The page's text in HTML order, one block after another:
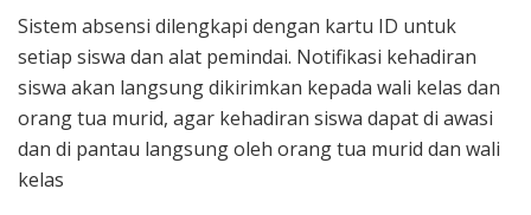
Sistem absensi dilengkapi dengan kartu ID untuk
setiap siswa dan alat pemindai. Notifikasi kehadiran
siswa akan langsung dikirimkan kepada wali kelas dan
orang tua murid, agar kehadiran siswa dapat di awasi
dan di pantau langsung oleh orang tua murid dan wali
kelas